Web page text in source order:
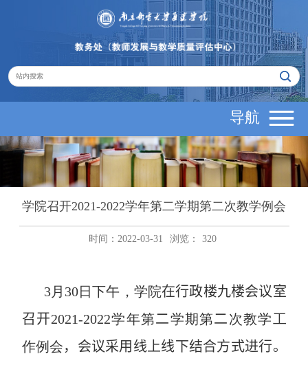
导航
学院召开2021-2022学年第二学期第二次教学例会
时间：2022-03-31 浏览： 320
3月 30日下午，学院在行政楼九楼会议室
召开2021-2022学年第二学期第二次教学工
作例会，会议采用线上线下结合方式进行。